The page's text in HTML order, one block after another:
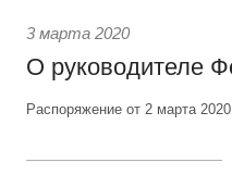
3 марта 2020
О руководителе
Распоряжение от 2 марта